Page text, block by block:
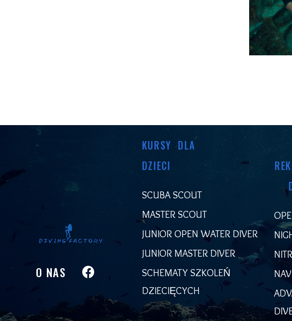
O NAS
KURSY DLA
DZIECI
SCUBA SCOUT
MASTER SCOUT
JUNIOR OPEN WATER DIVER
JUNIOR MASTER DIVER
SCHEMATY SZKOLEŃ
DZIECIĘCYCH